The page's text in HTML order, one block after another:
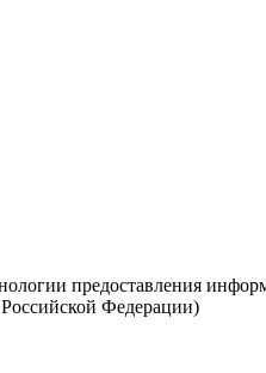
предоставления
Федерации)